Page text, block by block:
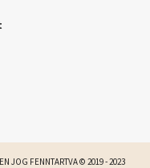
JOG FENNTARTVA © 2019 - 2023